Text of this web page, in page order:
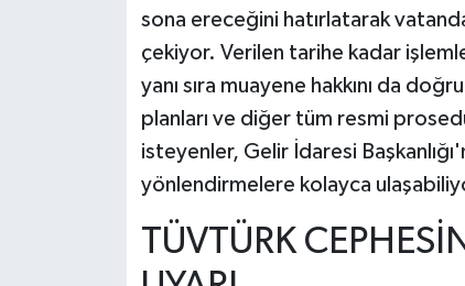
sona ereceğini hatırlatarak
çekiyor. Verilen tarihe kadar
yanı sıra muayene hakkını da
planları ve diğer tüm resmi
isteyenler, Gelir İdaresi
yönlendirmelere kolayca
TÜVTÜRK